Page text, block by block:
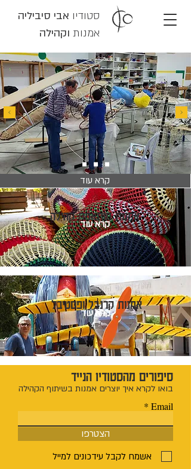
סטודיו אבי סיביליה
אמנות וקהילה
קרא עוד
אמנות מותאמת קהילה
קרא עוד
אמנות קרנבל ופסטיבל
קרא עוד
סיפורים מהסטודיו הנייד
בואו לקרא איך יוצרים אמנות בשיתוף הקהילה
Email
הצטרפו
אשמח לקבל עידכונים למייל